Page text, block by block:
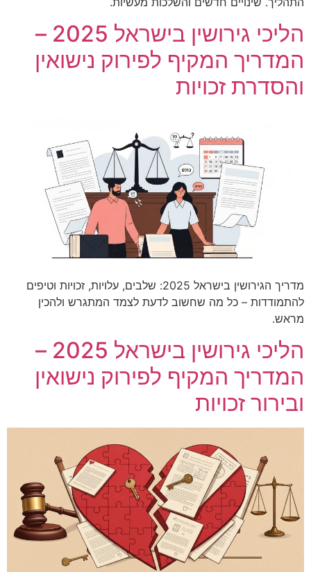
הליכי גירושין בישראל 2025 –
המדריך המקיף לפירוק נישואין
והסדרת זכויות
מדריך הגירושין בישראל 2025: שלבים, עלויות, זכויות וטיפים
להתמודדות – כל מה שחשוב לדעת לצמד המתגרש ולהכין
מראש.
הליכי גירושין בישראל 2025 –
המדריך המקיף לפירוק נישואין
ובירור זכויות